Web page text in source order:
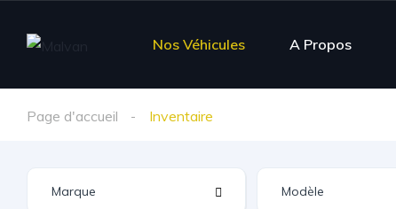
Nos Véhicules A Propos
Page d'accueil Inventaire